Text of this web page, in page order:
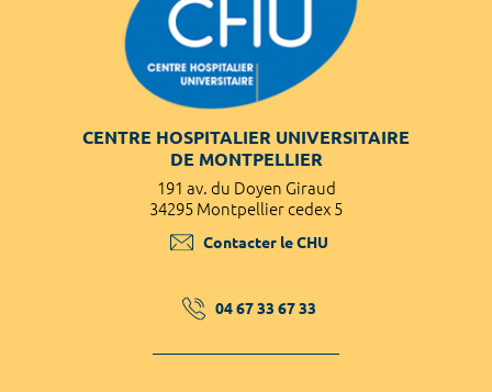
CENTRE HOSPITALIER UNIVERSITAIRE
DE MONTPELLIER
191 av. du Doyen Giraud
34295 Montpellier cedex 5
Contacter le CHU
04 67 33 67 33